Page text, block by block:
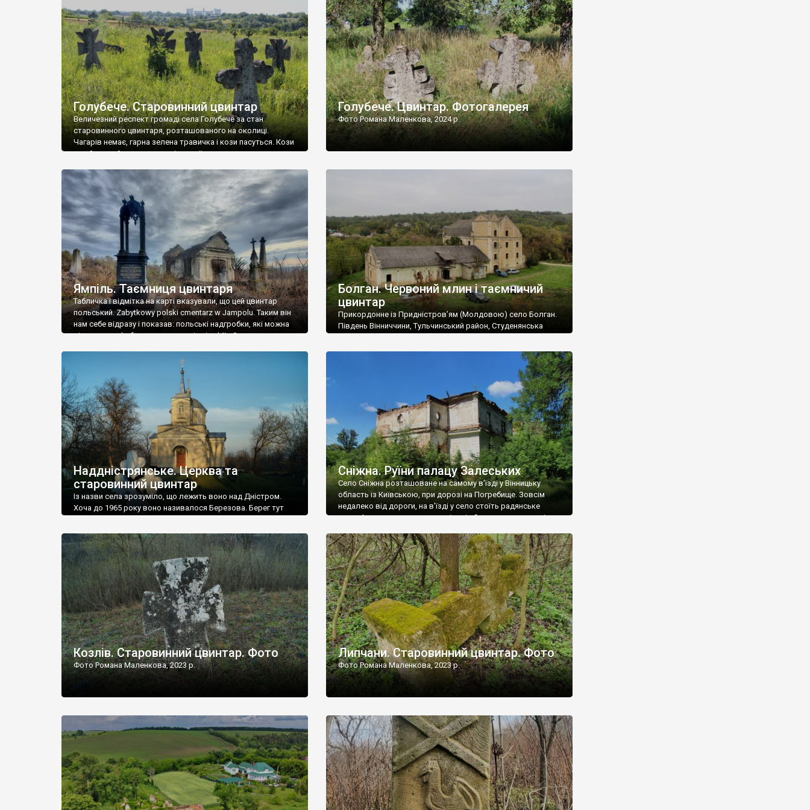
[…]
Голубече. Старовинний цвинтар
Величезний респект громаді села Голубече за стан
старовинного цвинтаря, розташованого на околиці.
Чагарів немає, гарна зелена травичка і кози пасуться. Кози
– найкращий регулятор шкідливої, для старих кладовищ,
бруньками, кози ті бруньки обгризають, бо то улюблений
делікатес. На цвинтарі у Голубечому ціла колекція
різноманітних форм хрестів. Село відносно невелике, […]
Голубече. Цвинтар. Фотогалерея
Фото Романа Маленкова, 2024 р.
Ямпіль. Таємниця цвинтаря
Табличка і відмітка на карті вказували, що цей цвинтар
польський. Zabytkowy polski cmentarz w Jampolu. Таким він
нам себе відразу і показав: польські надгробки, які можна
віднести до фабричних, польські епітафії… Загалом цвинтар
виявилося більше семи гектарів. Перше враження про
абсолютну звичайність польського цвинтаря виявилося
оманливим – […]
Болган. Червоний млин і таємничий
цвинтар
Прикордонне із Придністров’ям (Молдовою) село Болган.
Південь Вінниччини, Тульчинський район, Студенянська
старовинний цвинтар із кам’яними хрестами. Всі епітафії, які
збереглися, написані кирилицею, церковнослов’янською
мовою. За всіма традиційними ознаками – цвинтар
український. Хрести датуються 19 століттям. У 1924-1940
роках Болган […]
Наддністрянське. Церква та
старовинний цвинтар
Із назви села зрозуміло, що лежить воно над Дністром.
Хоча до 1965 року воно називалося Березова. Берег тут
Наддністрянське відрізняється від більшості навколишніх
сіл. У селі є мурована Михайлівська церква. Точної дати […]
Сніжна. Руїни палацу Залеських
Село Сніжна розташоване на самому в’їзді у Вінницьку
область із Київською, при дорозі на Погребище. Зовсім
недалеко від дороги, на в’їзді у село стоїть радянське
рельєфне пано, яке показує жінку і яблуню, а трохи далі,
дороги їх не видно, але видно дві стареньких колії у траві –
[…]
Козлів. Старовинний цвинтар. Фото
Фото Романа Маленкова, 2023 р.
Липчани. Старовинний цвинтар. Фото
Фото Романа Маленкова, 2023 р.